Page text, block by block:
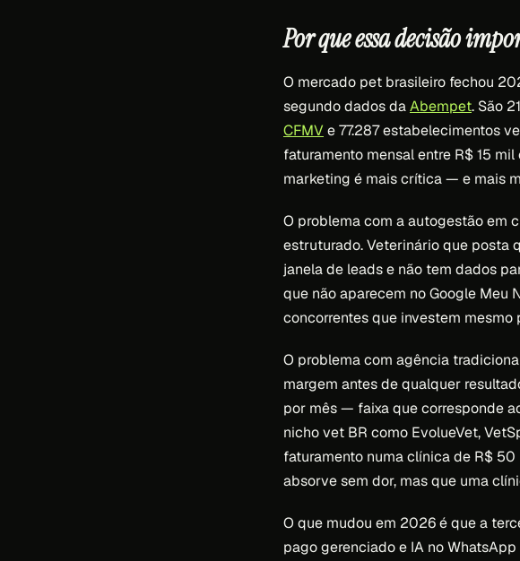
Por que essa decisão
O mercado pet brasileiro fechou
segundo dados daAbempet. São
CFMV e 77.287 estabelecimentos
faturamento mensal entre R$ 15
marketing é mais crítica — e mais
O problema com a autogestão em
estruturado. Veterinário que posta
janela de leads e não tem dados
que não aparecem no Google
concorrentes que investem
O problema com agência
margem antes de qualquer
por mês — faixa que corresponde
nicho vet BR como EvolueVet,
faturamento numa clínica de R$
absorve sem dor, mas que uma
O que mudou em 2026 é que a
pago gerenciado e IA no